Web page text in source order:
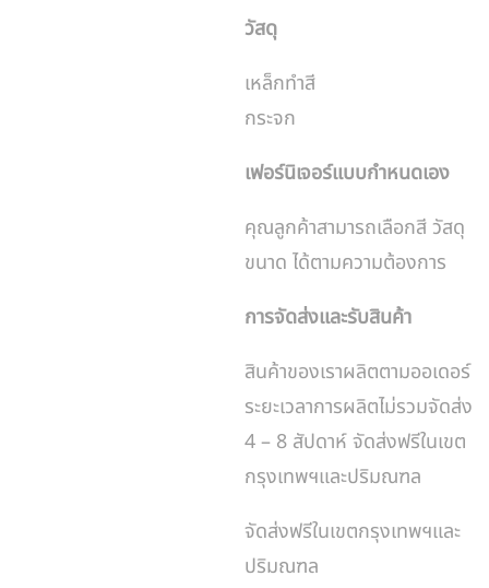
วัสดุ
เหล็กทำสี
กระจก
เฟอร์นิเจอร์แบบกำหนดเอง
คุณลูกค้าสามารถเลือกสี วัสดุ
ขนาด ได้ตามความต้องการ
การจัดส่งและรับสินค้า
สินค้าของเราผลิตตามออเดอร์
ระยะเวลาการผลิตไม่รวมจัดส่ง
4 – 8 สัปดาห์ จัดส่งฟรีในเขต
กรุงเทพฯและปริมณฑล
จัดส่งฟรีในเขตกรุงเทพฯและ
ปริมณฑล